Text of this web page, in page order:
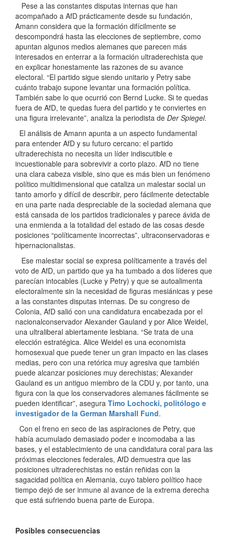
Pese a las constantes disputas internas que han
acompañado a AfD prácticamente desde su fundación,
Amann considera que la formación difícilmente se
descompondrá hasta las elecciones de septiembre, como
apuntan algunos medios alemanes que parecen más
interesados en enterrar a la formación ultraderechista que
en explicar honestamente las razones de su avance
electoral. “El partido sigue siendo unitario y Petry sabe
cuánto trabajo supone levantar una formación política.
También sabe lo que ocurrió con Bernd Lucke. Si te quedas
fuera de AfD, te quedas fuera del partido y te conviertes en
una figura irrelevante”, analiza la periodista de Der Spiegel.
El análisis de Amann apunta a un aspecto fundamental
para entender AfD y su futuro cercano: el partido
ultraderechista no necesita un líder indiscutible e
incuestionable para sobrevivir a corto plazo. AfD no tiene
una clara cabeza visible, sino que es más bien un fenómeno
político multidimensional que cataliza un malestar social un
tanto amorfo y difícil de describir, pero fácilmente detectable
en una parte nada despreciable de la sociedad alemana que
está cansada de los partidos tradicionales y parece ávida de
una enmienda a la totalidad del estado de las cosas desde
posiciones “políticamente incorrectas”, ultraconservadoras e
hipernacionalistas.
Ese malestar social se expresa políticamente a través del
voto de AfD, un partido que ya ha tumbado a dos líderes que
parecían intocables (Lucke y Petry) y que se autoalimenta
electoralmente sin la necesidad de figuras mesiánicas y pese
a las constantes disputas internas. De su congreso de
Colonia, AfD salió con una candidatura encabezada por el
nacionalconservador Alexander Gauland y por Alice Weidel,
una ultraliberal abiertamente lesbiana. “Se trata de una
elección estratégica. Alice Weidel es una economista
homosexual que puede tener un gran impacto en las clases
medias, pero con una retórica muy agresiva que también
puede alcanzar posiciones muy derechistas; Alexander
Gauland es un antiguo miembro de la CDU y, por tanto, una
figura con la que los conservadores alemanes fácilmente se
pueden identificar”, asegura Timo Lochocki, politólogo e
investigador de la German Marshall Fund.
Con el freno en seco de las aspiraciones de Petry, que
había acumulado demasiado poder e incomodaba a las
bases, y el establecimiento de una candidatura coral para las
próximas elecciones federales, AfD demuestra que las
posiciones ultraderechistas no están reñidas con la
sagacidad política en Alemania, cuyo tablero político hace
tiempo dejó de ser inmune al avance de la extrema derecha
que está sufriendo buena parte de Europa.
Posibles consecuencias